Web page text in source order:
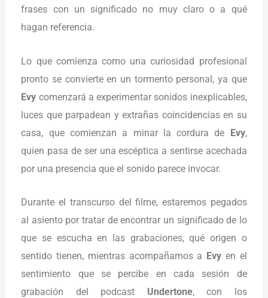
frases con un significado no muy claro o a qué
hagan referencia.
Lo que comienza como una curiosidad profesional
pronto se convierte en un tormento personal, ya que
Evy comenzará a experimentar sonidos inexplicables,
luces que parpadean y extrañas coincidencias en su
casa, que comienzan a minar la cordura de Evy,
quien pasa de ser una escéptica a sentirse acechada
por una presencia que el sonido parece invocar.
Durante el transcurso del filme, estaremos pegados
al asiento por tratar de encontrar un significado de lo
que se escucha en las grabaciones, qué origen o
sentido tienen, mientras acompañamos a Evy en el
sentimiento que se percibe en cada sesión de
grabación del podcast Undertone, con los